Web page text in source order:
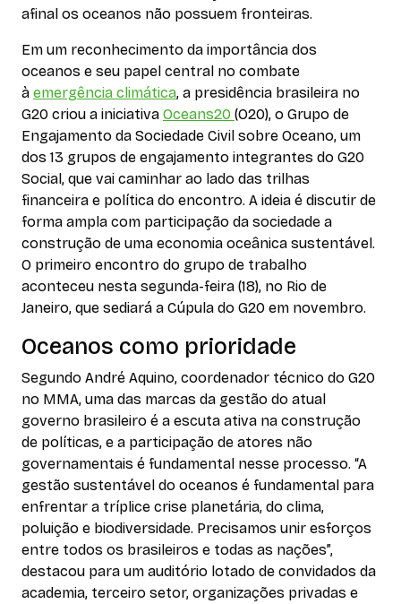
afinal os oceanos não possuem fronteiras.
Em um reconhecimento da importância dos
oceanos e seu papel central no combate
à emergência climática, a presidência brasileira no
G20 criou a iniciativa Oceans20 (O20), o Grupo de
Engajamento da Sociedade Civil sobre Oceano, um
dos 13 grupos de engajamento integrantes do G20
Social, que vai caminhar ao lado das trilhas
financeira e política do encontro. A ideia é discutir de
forma ampla com participação da sociedade a
construção de uma economia oceânica sustentável.
O primeiro encontro do grupo de trabalho
aconteceu nesta segunda-feira (18), no Rio de
Janeiro, que sediará a Cúpula do G20 em novembro.
Oceanos como prioridade
Segundo André Aquino, coordenador técnico do G20
no MMA, uma das marcas da gestão do atual
governo brasileiro é a escuta ativa na construção
de políticas, e a participação de atores não
governamentais é fundamental nesse processo. “A
gestão sustentável do oceanos é fundamental para
enfrentar a tríplice crise planetária, do clima,
poluição e biodiversidade. Precisamos unir esforços
entre todos os brasileiros e todas as nações”,
destacou para um auditório lotado de convidados da
academia, terceiro setor, organizações privadas e